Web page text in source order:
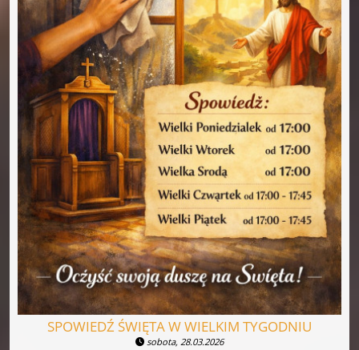
SPOWIEDŹ ŚWIĘTA W WIELKIM TYGODNIU
sobota, 28.03.2026